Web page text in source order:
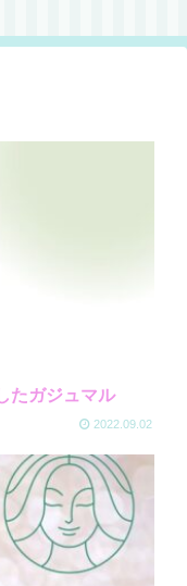
たガジュマル
2022.09.02